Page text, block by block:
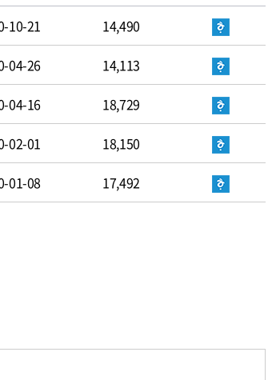
10-21 14,490
04-26 14,113
04-16 18,729
02-01 18,150
01-08 17,492